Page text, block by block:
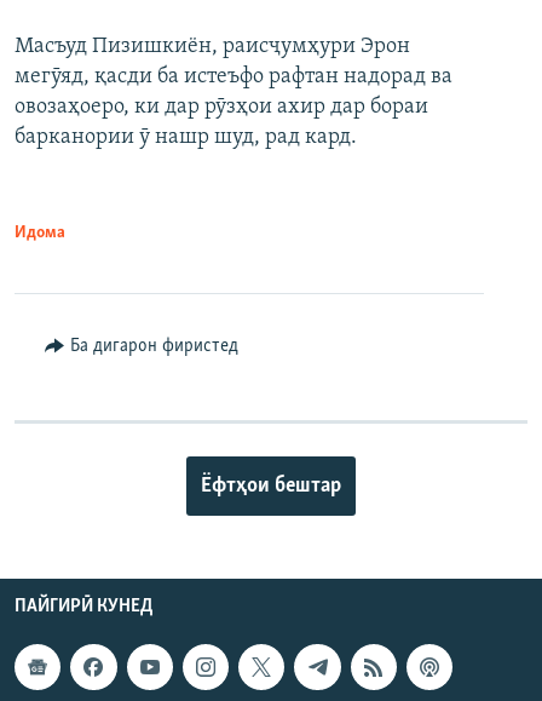
Масъуд Пизишкиён, раисҷумҳури Эрон
мегӯяд, қасди ба истеъфо рафтан надорад ва
овозаҳоеро, ки дар рӯзҳои ахир дар бораи
барканории ӯ нашр шуд, рад кард.
Идома
Ба дигарон фиристед
Ёфтҳои бештар
ПАЙГИРӢ КУНЕД